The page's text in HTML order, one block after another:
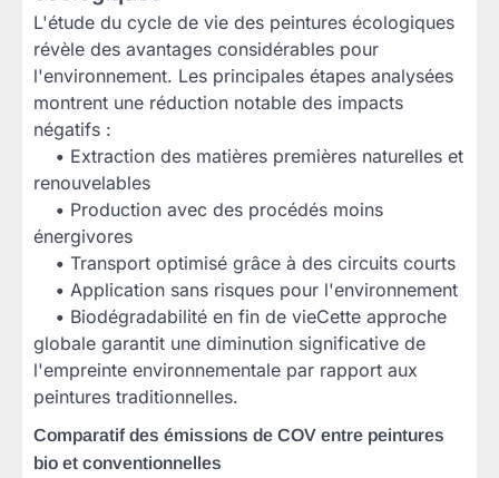
L'étude du cycle de vie des peintures écologiques
révèle des avantages considérables pour
l'environnement. Les principales étapes analysées
montrent une réduction notable des impacts
négatifs :
• Extraction des matières premières naturelles et
renouvelables
• Production avec des procédés moins
énergivores
• Transport optimisé grâce à des circuits courts
• Application sans risques pour l'environnement
• Biodégradabilité en fin de vieCette approche
globale garantit une diminution significative de
l'empreinte environnementale par rapport aux
peintures traditionnelles.
Comparatif des émissions de COV entre peintures
bio et conventionnelles